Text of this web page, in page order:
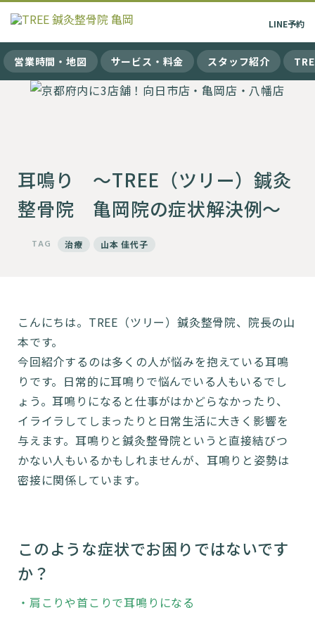
LINE予約
営業時間・地図 サービス・料金 スタッフ紹介
耳鳴り 〜TREE（ツリー）鍼灸
整骨院 亀岡院の症状解決例〜
TAG 治療 山本 佳代子
こんにちは。TREE（ツリー）鍼灸整骨院、院長の山
本です。
今回紹介するのは多くの人が悩みを抱えている耳鳴
りです。日常的に耳鳴りで悩んでいる人もいるでし
ょう。耳鳴りになると仕事がはかどらなかったり、
イライラしてしまったりと日常生活に大きく影響を
与えます。耳鳴りと鍼灸整骨院というと直接結びつ
かない人もいるかもしれませんが、耳鳴りと姿勢は
密接に関係しています。
このような症状でお困りではないです
か？
・肩こりや首こりで耳鳴りになる